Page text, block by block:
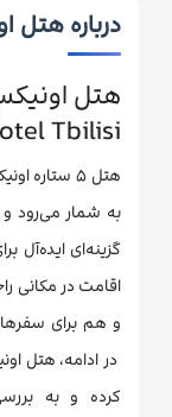
درباره
Tbilisi
هتل ۵
به شمار می‌رود و
گزینه‌ای ایده‌آل
اقامت در مکانی
و هم برای
در ادامه، هتل
کرده و به